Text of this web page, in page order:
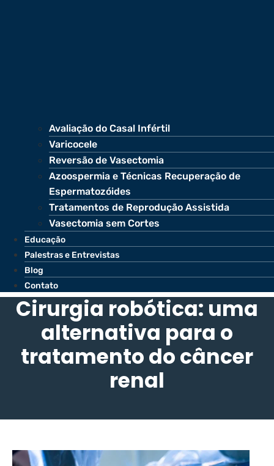
Avaliação do Casal Infértil
Varicocele
Reversão de Vasectomia
Azoospermia e Técnicas Recuperação de
Espermatozóides
Tratamentos de Reprodução Assistida
Vasectomia sem Cortes
Educação
Palestras e Entrevistas
Blog
Contato
Cirurgia robótica: uma
alternativa para o
tratamento do câncer
renal